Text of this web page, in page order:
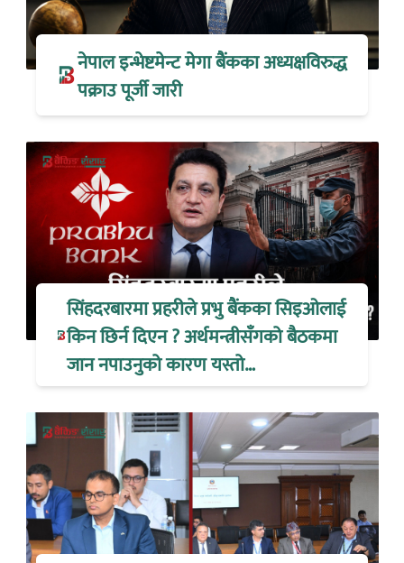
नेपाल इन्भेष्टमेन्ट मेगा बैंकका अध्यक्षविरुद्ध
पक्राउ पूर्जी जारी
सिंहदरबारमा प्रहरीले प्रभु बैंकका सिइओलाई
किन छिर्न दिएन ? अर्थमन्त्रीसँगको बैठकमा
जान नपाउनुको कारण यस्तो…